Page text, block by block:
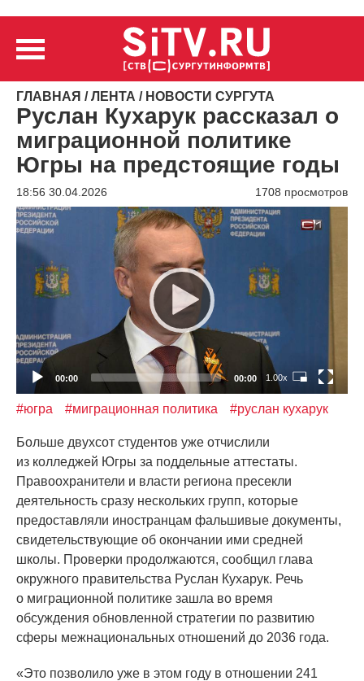
ГЛАВНАЯ /ЛЕНТА / НОВОСТИ СУРГУТА
Руслан Кухарук рассказал о
миграционной политике
Югры на предстоящие годы
18:56 30.04.2026 1708 просмотров
Видеоплеер
00:00 00:00 1.00x
#югра #миграционная политика #руслан кухарук
Больше двухсот студентов уже отчислили
из колледжей Югры за поддельные аттестаты.
Правоохранители и власти региона пресекли
деятельность сразу нескольких групп, которые
предоставляли иностранцам фальшивые документы,
свидетельствующие об окончании ими средней
школы. Проверки продолжаются, сообщил глава
окружного правительства Руслан Кухарук. Речь
о миграционной политике зашла во время
обсуждения обновленной стратегии по развитию
сферы межнациональных отношений до 2036 года.
«Это позволило уже в этом году в отношении 241